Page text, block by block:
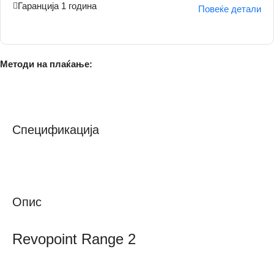
Гаранција 1 година Повеќе детали
Методи на плаќање:
Опис
Revopoint Range 2
Спецификација